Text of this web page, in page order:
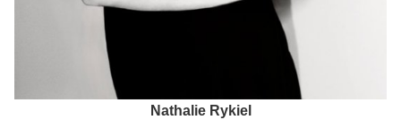
Nathalie Rykiel